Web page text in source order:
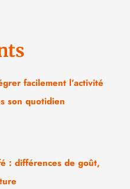
facilement l’activité
son quotidien
: différences de goût,